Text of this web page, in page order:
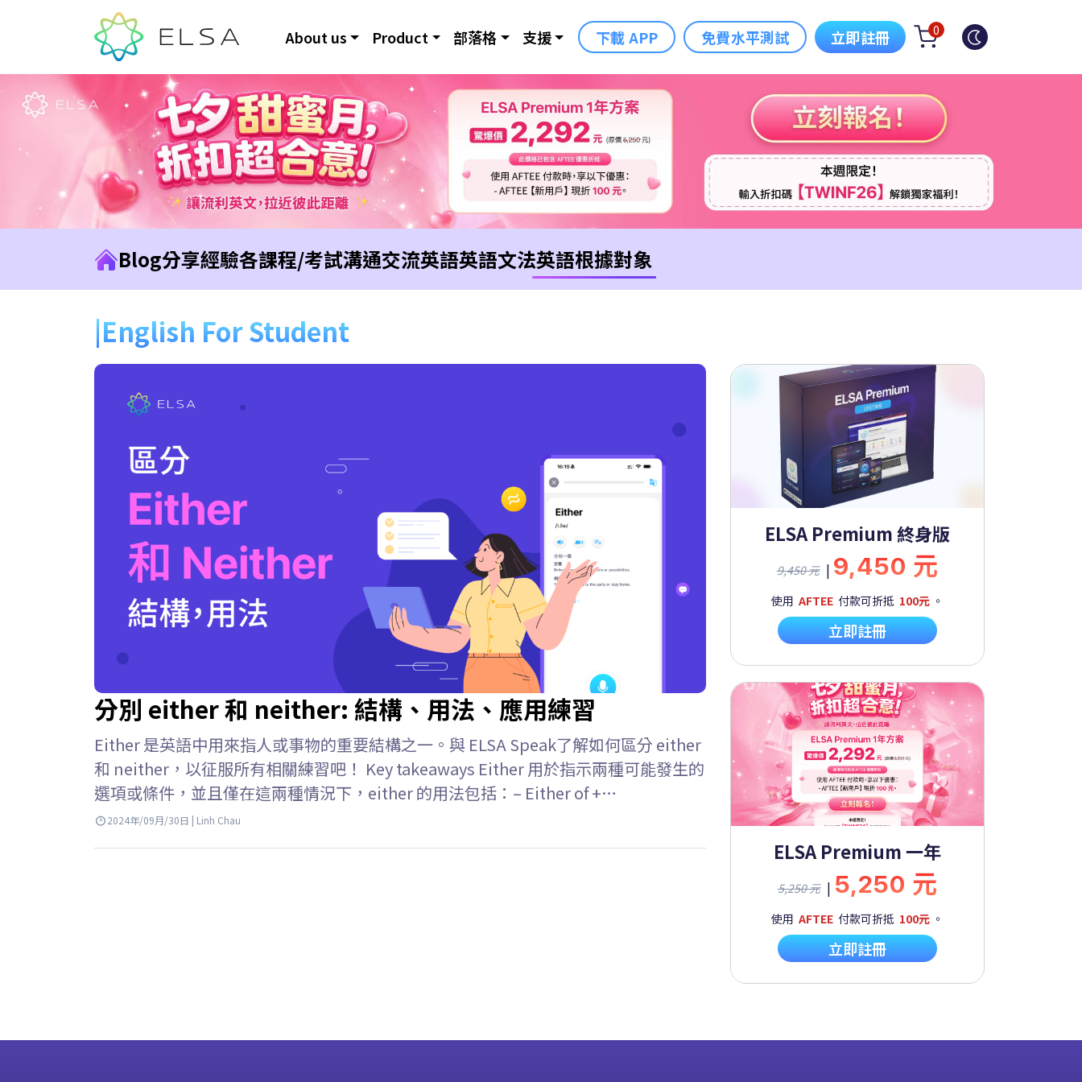
About us Product 部落格 支援 下載 APP 免費水平測試 立即註冊 0
Blog分享經驗各課程/考試溝通交流英語英語文法英語根據對象
English For Student
分別 either 和 neither: 結構、用法、應用練習
Either 是英語中用來指人或事物的重要結構之一。與 ELSA Speak了解如何區分 either
和 neither，以征服所有相關練習吧！ Key takeaways Either 用於指示兩種可能發生的
選項或條件，並且僅在這兩種情況下，either 的用法包括：– Either of +…
2024年/09月/30日 | Linh Chau
ELSA Premium 終身版
9,450 元 | 9,450 元
使用 AFTEE 付款可折抵 100元 。
立即註冊
ELSA Premium 一年
5,250 元 | 5,250 元
使用 AFTEE 付款可折抵 100元 。
立即註冊